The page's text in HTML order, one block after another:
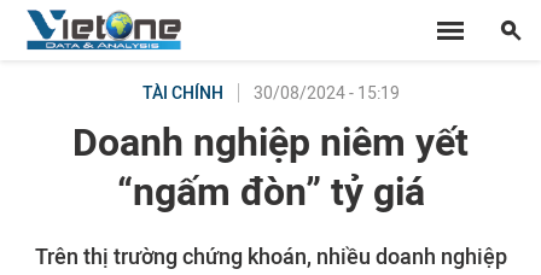
TÀI CHÍNH 30/08/2024 - 15:19
Doanh nghiệp niêm yết
“ngấm đòn” tỷ giá
Trên thị trường chứng khoán, nhiều doanh nghiệp